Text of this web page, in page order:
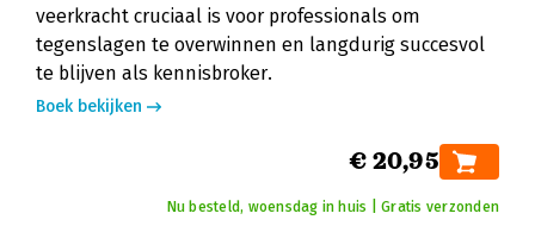
veerkracht cruciaal is voor professionals om
tegenslagen te overwinnen en langdurig succesvol
te blijven als kennisbroker.
Boek bekijken
€ 20,95
Nu besteld, woensdag in huis | Gratis verzonden